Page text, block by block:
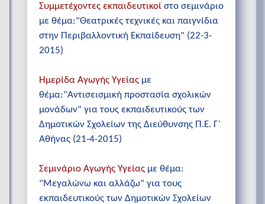
Συμμετέχοντες εκπαιδευτικοί στο σεμινάριο
με θέμα:"Θεατρικές τεχνικές και παιγνίδια
στην Περιβαλλοντική Εκπαίδευση" (22-3-
2015)
Ημερίδα Αγωγής Υγείας με
θέμα:"Αντισεισμική προστασία σχολικών
μονάδων" για τους εκπαιδευτικούς των
Δημοτικών Σχολείων της Διεύθυνσης Π.Ε. Γ΄
Αθήνας (21-4-2015)
Σεμινάριο Αγωγής Υγείας με θέμα:
"Μεγαλώνω και αλλάζω" για τους
εκπαιδευτικούς των Δημοτικών Σχολείων